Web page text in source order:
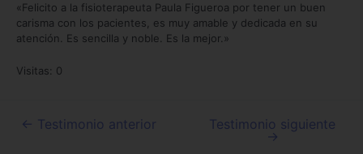
«Felicito a la fisioterapeuta Paula Figueroa por tener un buen
carisma con los pacientes, es muy amable y dedicada en su
atención. Es sencilla y noble. Es la mejor.»
Visitas: 0
← Testimonio anterior Testimonio siguiente
→